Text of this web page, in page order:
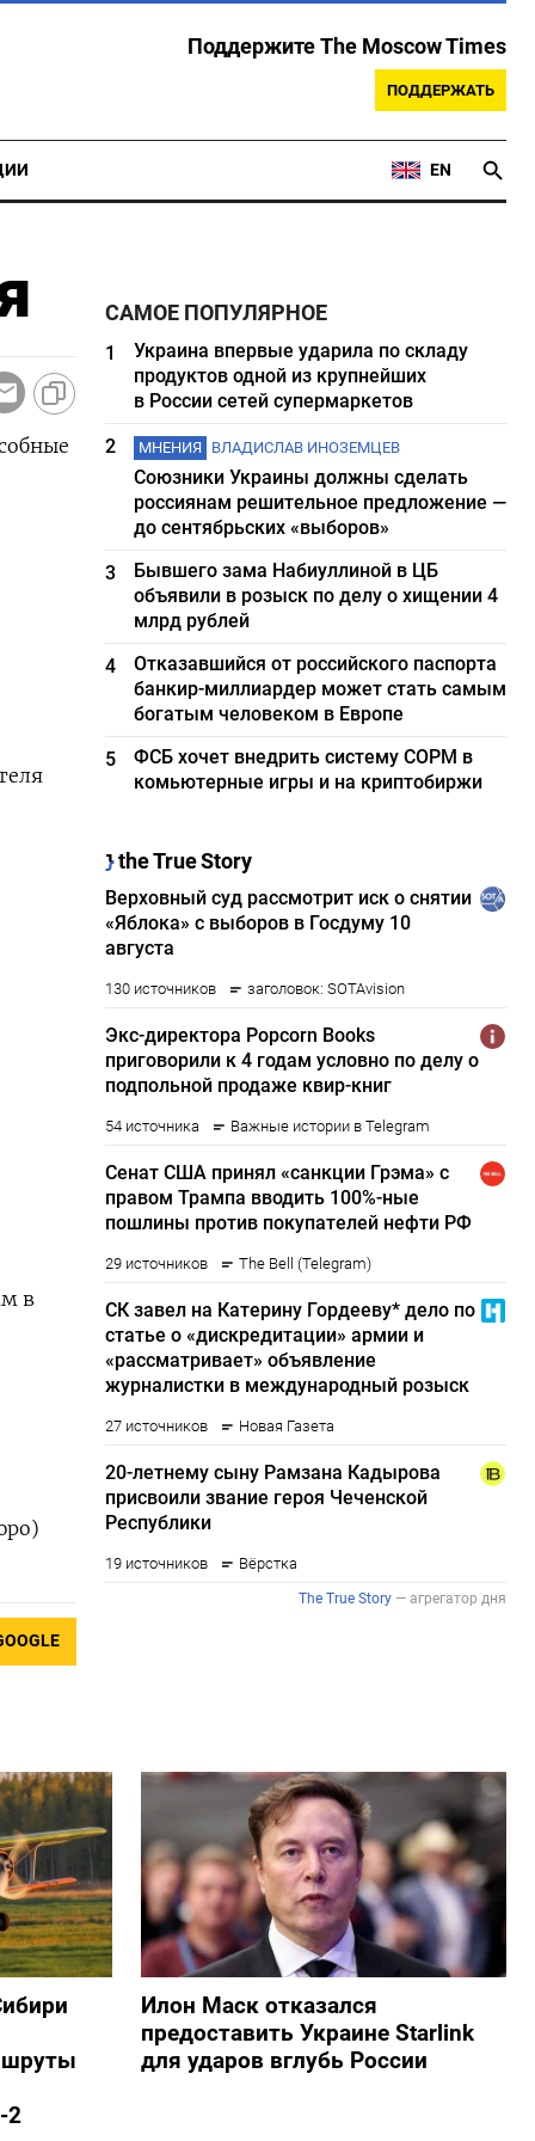
Поддержите The Moscow Times
ПОДДЕРЖАТЬ
EN
в
САМОЕ ПОПУЛЯРНОЕ
1
Украина впервые ударила по складу
продуктов одной из крупнейших
в России сетей супермаркетов
2
МНЕНИЯ ВЛАДИСЛАВ ИНОЗЕМЦЕВ
Союзники Украины должны сделать
россиянам решительное предложение —
до сентябрьских «выборов»
3
Бывшего зама Набиуллиной в ЦБ
объявили в розыск по делу о хищении 4
млрд рублей
4
Отказавшийся от российского паспорта
банкир-миллиардер может стать самым
богатым человеком в Европе
5
ФСБ хочет внедрить систему СОРМ в
комьютерные игры и на криптобиржи
2
Илон Маск отказался
предоставить Украине Starlink
для ударов вглубь России